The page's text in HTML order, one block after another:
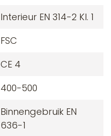
Interieur EN 314-2 Kl. 1
FSC
CE 4
400-500
Binnengebruik EN
636-1